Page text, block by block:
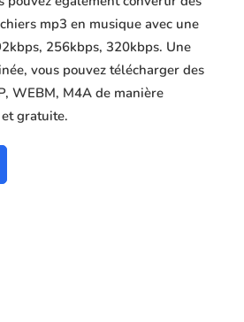
mp3 en musique avec une
256kbps, 320kbps. Une
vous pouvez télécharger des
WEBM, M4A de manière
gratuite.